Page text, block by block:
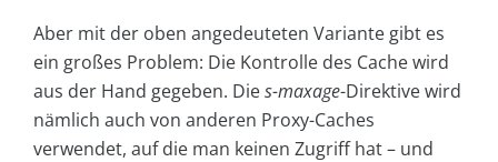
Aber mit der oben angedeuteten Variante gibt es
ein großes Problem: Die Kontrolle des Cache wird
aus der Hand gegeben. Dies-maxage-Direktive wird
nämlich auch von anderen Proxy-Caches
verwendet, auf die man keinen Zugriff hat – und